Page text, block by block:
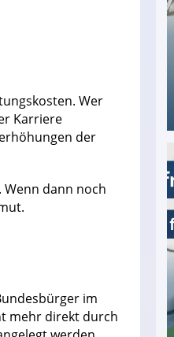
Wer
Karriere
der
dann noch
im
mehr direkt durch